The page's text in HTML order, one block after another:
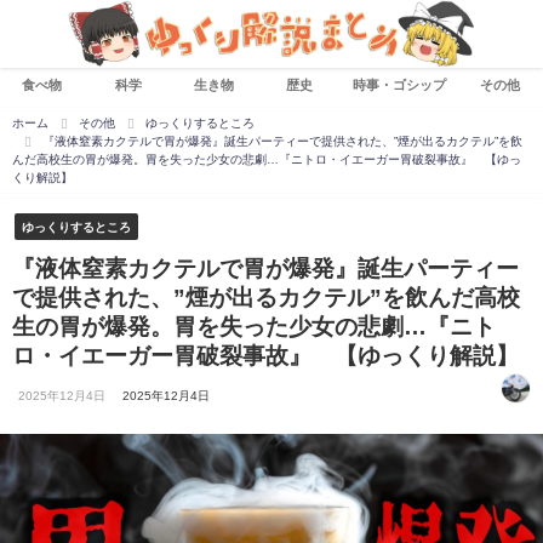
食べ物 科学 生き物 歴史 時事・ゴシップ その他
ホーム その他
ゆっくりするところ
『液体窒素カクテルで胃が爆発』誕生パーティーで提供された、”煙が出るカクテル”を飲
んだ高校生の胃が爆発。胃を失った少女の悲劇…『ニトロ・イエーガー胃破裂事故』 【ゆっ
くり解説】
ゆっくりするところ
『液体窒素カクテルで胃が爆発』誕生パーティー
で提供された、”煙が出るカクテル”を飲んだ高校
生の胃が爆発。胃を失った少女の悲劇…『ニト
ロ・イエーガー胃破裂事故』 【ゆっくり解説】
2025年12月4日 2025年12月4日